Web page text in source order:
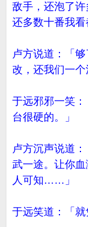
敌手，还泡了
还多数十番我
卢方说道：「
改，还我们一个
于远邪邪一笑
台很硬的。」
卢方沉声说道
武一途。让你
人可知……」
于远笑道：「